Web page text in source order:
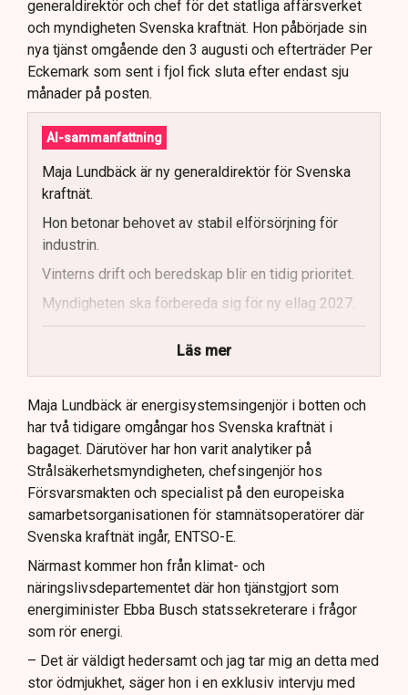
generaldirektör och chef för det statliga affärsverket
och myndigheten Svenska kraftnät. Hon påbörjade sin
nya tjänst omgående den 3 augusti och efterträder Per
Eckemark som sent i fjol fick sluta efter endast sju
månader på posten.
AI-sammanfattning
Maja Lundbäck är ny generaldirektör för Svenska
kraftnät.
Hon betonar behovet av stabil elförsörjning för
industrin.
Vinterns drift och beredskap blir en tidig prioritet.
Myndigheten ska förbereda sig för ny ellag 2027.
Maja Lundbäck vill se en mer proaktiv
Läs mer
Maja Lundbäck är energisystemsingenjör i botten och
har två tidigare omgångar hos Svenska kraftnät i
bagaget. Därutöver har hon varit analytiker på
Strålsäkerhetsmyndigheten, chefsingenjör hos
Försvarsmakten och specialist på den europeiska
samarbetsorganisationen för stamnätsoperatörer där
Svenska kraftnät ingår, ENTSO-E.
Närmast kommer hon från klimat- och
näringslivsdepartementet där hon tjänstgjort som
energiminister Ebba Busch statssekreterare i frågor
som rör energi.
– Det är väldigt hedersamt och jag tar mig an detta med
stor ödmjukhet, säger hon i en exklusiv intervju med